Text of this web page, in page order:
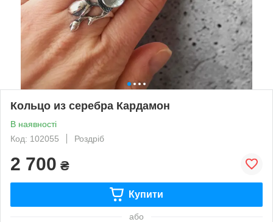
Кольцо из серебра Кардамон
В наявності
Код: 102055
Роздріб
2 700 ₴
Купити
або